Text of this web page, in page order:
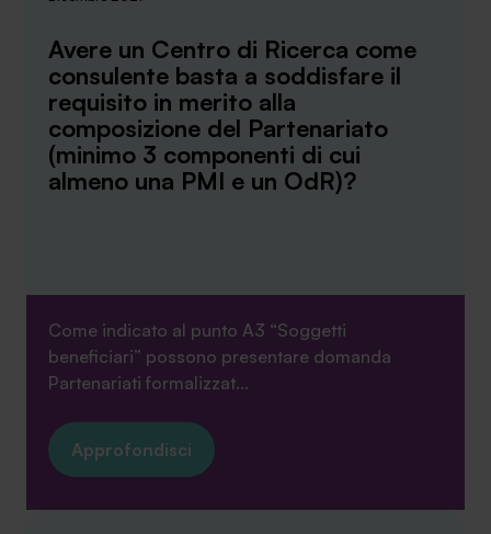
Avere un Centro di Ricerca come
consulente basta a soddisfare il
requisito in merito alla
composizione del Partenariato
(minimo 3 componenti di cui
almeno una PMI e un OdR)?
Come indicato al punto A3 “Soggetti
beneficiari” possono presentare domanda
Partenariati formalizzat...
Approfondisci